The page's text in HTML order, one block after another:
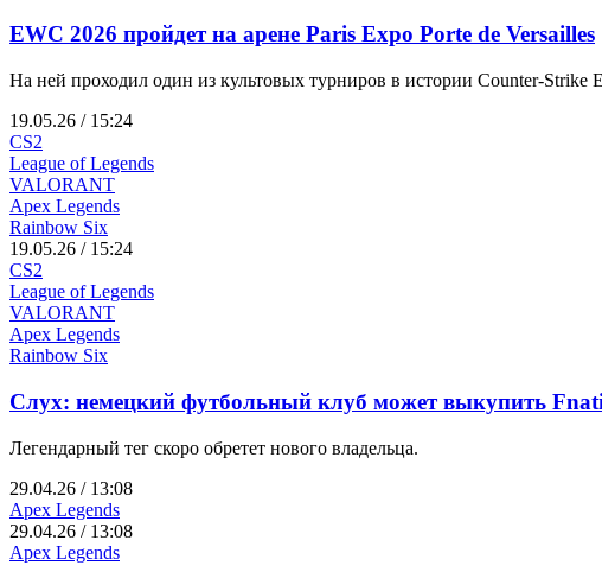
EWC 2026 пройдет на арене Paris Expo Porte de Versailles
На ней проходил один из культовых турниров в истории Counter-Strike
19.05.26 / 15:24
CS2
League of Legends
VALORANT
Apex Legends
Rainbow Six
19.05.26 / 15:24
CS2
League of Legends
VALORANT
Apex Legends
Rainbow Six
Слух: немецкий футбольный клуб может выкупить
Легендарный тег скоро обретет нового владельца.
29.04.26 / 13:08
Apex Legends
29.04.26 / 13:08
Apex Legends